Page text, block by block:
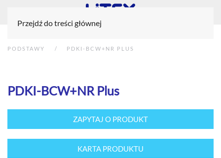
Przejdź do treści głównej
PODSTAWY PDKI-BCW+NR PLUS
PDKI-BCW+NR Plus
ZAPYTAJ O PRODUKT
KARTA PRODUKTU